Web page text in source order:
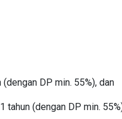
DP min. 55%), dan
tahun (dengan DP min.